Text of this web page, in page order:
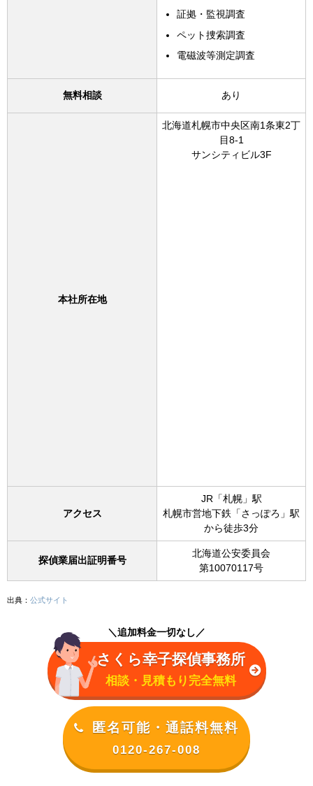
証拠・監視調査
ペット捜索調査
電磁波等測定調査
無料相談 あり
本社所在地
北海道札幌市中央区南1条東2丁
目8-1
サンシティビル3F
アクセス
JR「札幌」駅
札幌市営地下鉄「さっぽろ」駅
から徒歩3分
探偵業届出証明番号
北海道公安委員会
第10070117号
出典： 公式サイト
＼追加料金一切なし／
さくら幸子探偵事務所
相談・見積もり完全無料
匿名可能・通話料無料
0120-267-008